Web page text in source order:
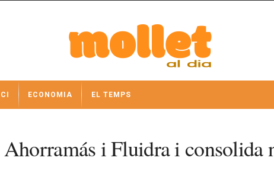
ECONOMIA EL TEMPS
i Fluidra i consolida